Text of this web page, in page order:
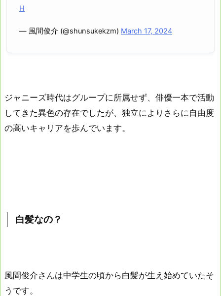
H
— 風間俊介 (@shunsukekzm) March 17, 2024
ジャニーズ時代はグループに所属せず、俳優一本で活動
してきた異色の存在でしたが、独立によりさらに自由度
の高いキャリアを歩んでいます。
白髪なの？
風間俊介さんは中学生の頃から白髪が生え始めていたそ
うです。